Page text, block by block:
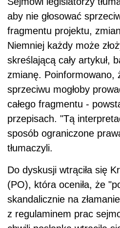
aby nie głosować
fragmentu projektu,
Niemniej każdy może
skreślającą cały artykuł,
zmianę. Poinformowano,
sprzeciwu mogłoby
całego fragmentu -
przepisach. "Tą
sposób ograniczone
tłumaczyli.
Do dyskusji wtrąciła się
(PO), która oceniła, że
skandalicznie na
z regulaminem prac